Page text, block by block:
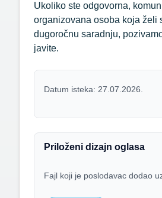
Ukoliko ste odgovorna,
organizovana osoba koja želi
dugoročnu saradnju,
javite.
Datum isteka: 27.07.2026.
Priloženi dizajn oglasa
Fajl koji je poslodavac dodao